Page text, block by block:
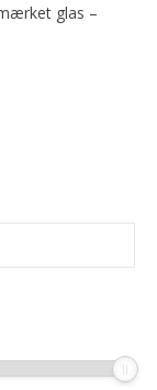
glas –